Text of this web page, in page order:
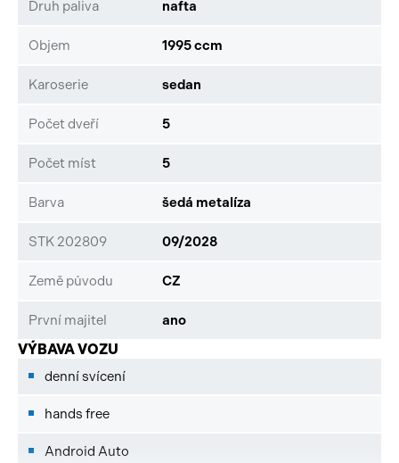
Druh paliva nafta
Objem 1995 ccm
Karoserie sedan
Počet dveří 5
Počet míst 5
Barva šedá metalíza
STK 202809 09/2028
Země původu CZ
První majitel ano
VÝBAVA VOZU
denní svícení
hands free
Android Auto